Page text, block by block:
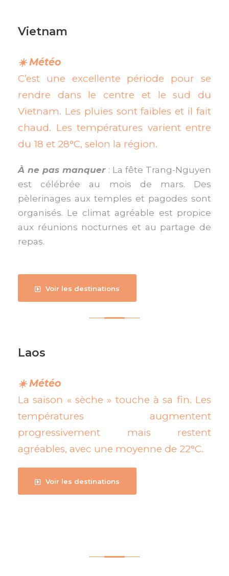
Vietnam
☀️ Météo
C’est une excellente période pour se
rendre dans le centre et le sud du
Vietnam. Les pluies sont faibles et il fait
chaud. Les températures varient entre
du 18 et 28°C, selon la région.
À ne pas manquer: La fête Trang-Nguyen
est célébrée au mois de mars. Des
pèlerinages aux temples et pagodes sont
organisés. Le climat agréable est propice
aux réunions nocturnes et au partage de
repas.
Voir les destinations
Laos
☀️ Météo
La saison « sèche » touche à sa fin. Les
températures augmentent
progressivement mais restent
agréables, avec une moyenne de 22°C.
Voir les destinations